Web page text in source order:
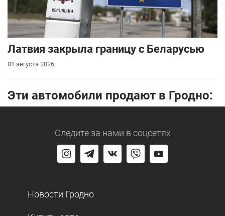
Латвия закрыла границу с Беларусью
01 августа 2026
Эти автомобили продают в Гродно:
Следите за нами в соцсетях
Новости Гродно